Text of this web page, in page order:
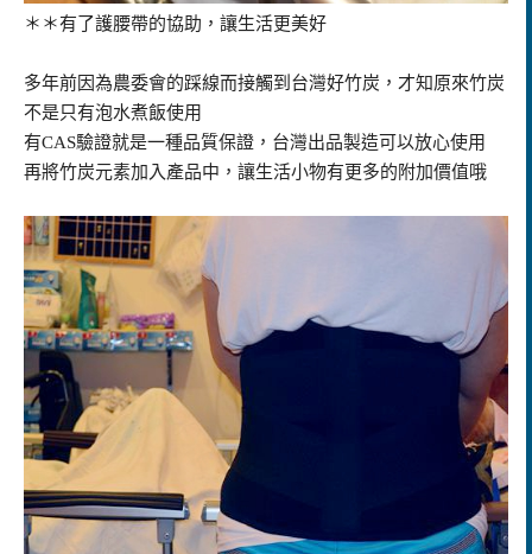
＊＊有了護腰帶的協助，讓生活更美好
多年前因為農委會的踩線而接觸到台灣好竹炭，才知原來竹炭
不是只有泡水煮飯使用
有CAS驗證就是一種品質保證，台灣出品製造可以放心使用
再將竹炭元素加入產品中，讓生活小物有更多的附加價值哦